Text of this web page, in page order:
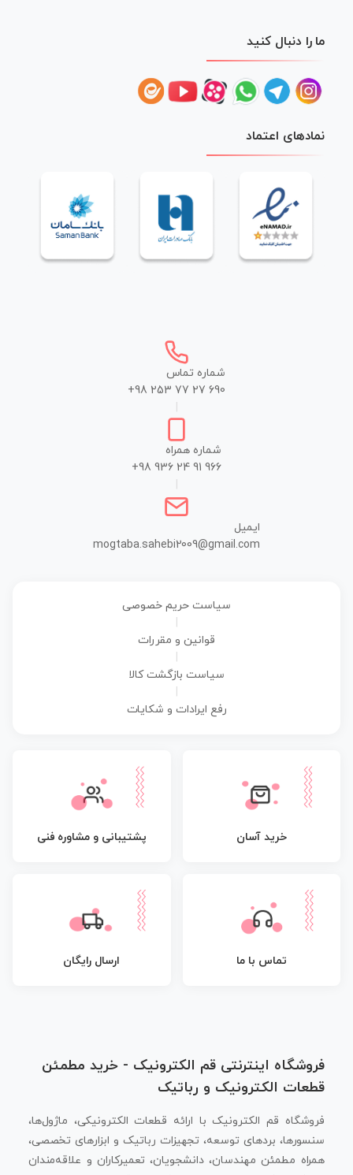
ما را دنبال کنید
نمادهای اعتماد
شماره تماس
+98 253 77 27 690
شماره همراه
+98 936 24 91 966
ایمیل
mogtaba.sahebi2009@gmail.com
سیاست حریم خصوصی
قوانین و مقررات
سیاست بازگشت کالا
رفع ایرادات و شکایات
خرید آسان پشتیبانی و مشاوره فنی
تماس با ما ارسال رایگان
فروشگاه اینترنتی قم الکترونیک - خرید مطمئن
قطعات الکترونیک و رباتیک
فروشگاه قم الکترونیک با ارائه قطعات الکترونیکی، ماژول‌ها،
سنسورها، بردهای توسعه، تجهیزات رباتیک و ابزارهای تخصصی،
همراه مطمئن مهندسان، دانشجویان، تعمیرکاران و علاقه‌مندان